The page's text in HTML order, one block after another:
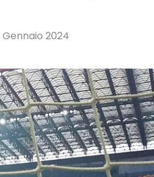
Gennaio 2024